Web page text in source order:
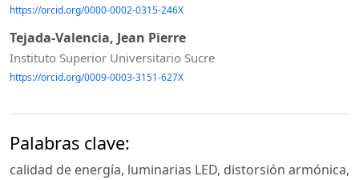
https://orcid.org/0000-0002-0315-246X
Tejada-Valencia, Jean Pierre
Instituto Superior Universitario Sucre
https://orcid.org/0009-0003-3151-627X
Palabras clave:
calidad de energía, luminarias LED, distorsión armónica,